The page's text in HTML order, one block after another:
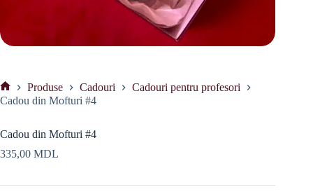
Prima
Produse Cadouri
Cadouri pentru profesori
Cadou din Mofturi #4
Cadou din Mofturi #4
335,00 MDL